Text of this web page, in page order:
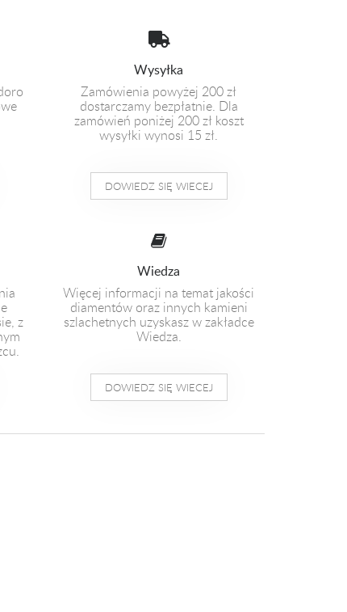
Wysyłka
Zamówienia powyżej 200 zł
dostarczamy bezpłatnie. Dla
zamówień poniżej 200 zł koszt
wysyłki wynosi 15 zł.
DOWIEDZ SIĘ WIECEJ
z
Wiedza
Więcej informacji na temat jakości
diamentów oraz innych kamieni
szlachetnych uzyskasz w zakładce
Wiedza.
DOWIEDZ SIĘ WIECEJ